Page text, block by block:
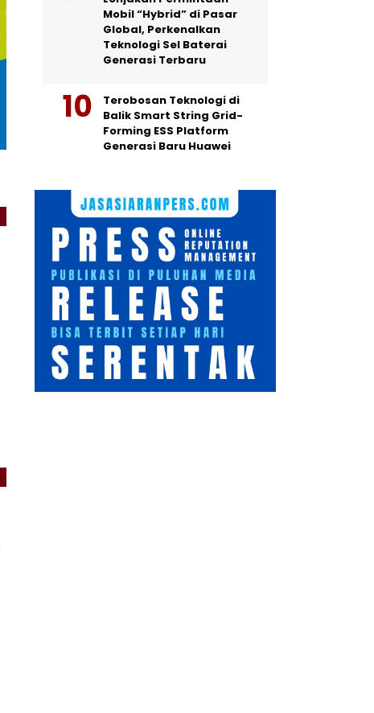
Mobil “Hybrid” di Pasar
Global, Perkenalkan
Teknologi Sel Baterai
Generasi Terbaru
Terobosan Teknologi di
Balik Smart String Grid-
Forming ESS Platform
Generasi Baru Huawei